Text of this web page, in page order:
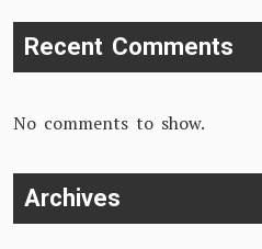
Recent Comments
No comments to show.
Archives